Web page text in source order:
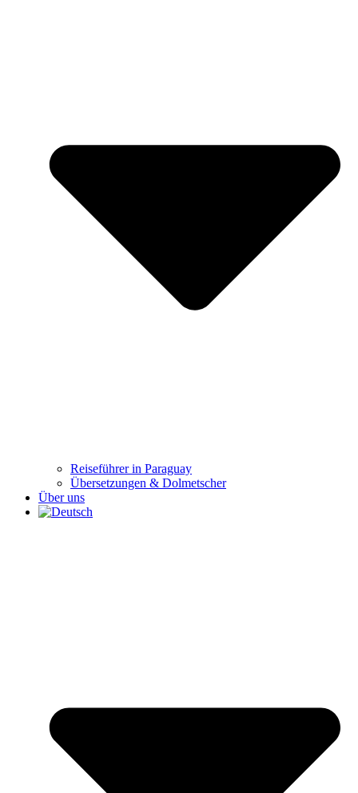
Reiseführer in Paraguay
Übersetzungen & Dolmetscher
Über uns